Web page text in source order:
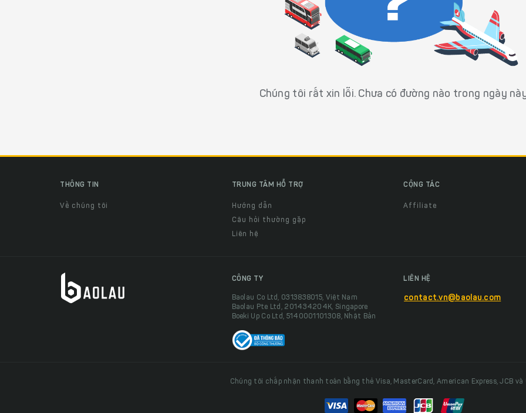
Chúng tôi rất xin lỗi. Chưa có đường nào trong ngày
THÔNG TIN
Về chúng tôi
TRUNG TÂM HỖ TRỢ
Hướng dẫn
Câu hỏi thường gặp
Liên hệ
CỘNG TÁC
Affiliate
CÔNG TY
Baolau Co Ltd, 0313838015, Việt Nam
Baolau Pte Ltd, 201434204K, Singapore
Boeki Up Co Ltd, 5140001101308, Nhật Bản
LIÊN HỆ
contact.vn@baolau.com
Chúng tôi chấp nhận thanh toán bằng thẻ Visa, MasterCard, American Express, JCB và